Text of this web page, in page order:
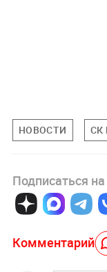
НОВОСТИ СК
Подписаться на
Комментарий